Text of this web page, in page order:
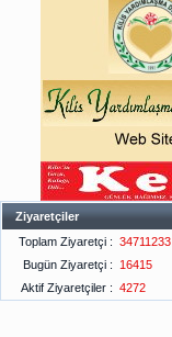
Ziyaretçiler
Toplam Ziyaretçi : 34711233
Bugün Ziyaretçi :
16415
Aktif Ziyaretçiler : 4272